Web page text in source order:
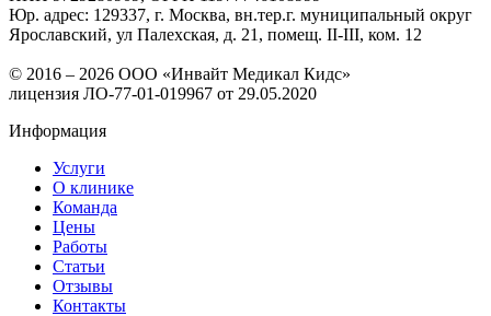
Юр. адрес: 129337, г. Москва, вн.тер.г. муниципальный округ
Ярославский, ул Палехская, д. 21, помещ. II-III, ком. 12
© 2016 – 2026 ООО «Инвайт Медикал Кидс»
лицензия ЛО-77-01-019967 от 29.05.2020
Информация
Услуги
О клинике
Команда
Цены
Работы
Статьи
Отзывы
Контакты